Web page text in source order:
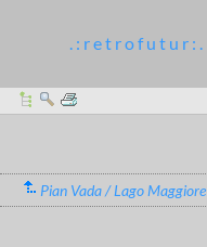
. : r e t r o f u t u r : .
Pian Vada / Lago Maggiore